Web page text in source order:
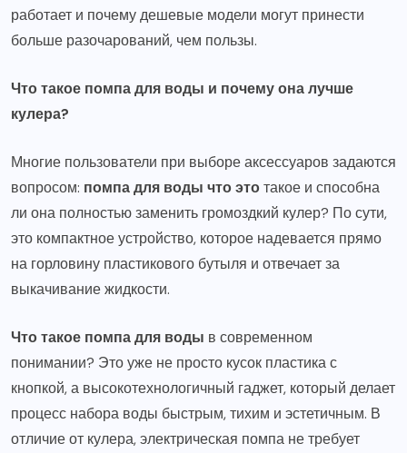
работает и почему дешевые модели могут принести
больше разочарований, чем пользы.
Что такое помпа для воды и почему она лучше
кулера?
Многие пользователи при выборе аксессуаров задаются
вопросом: помпа для воды что этотакое и способна
ли она полностью заменить громоздкий кулер? По сути,
это компактное устройство, которое надевается прямо
на горловину пластикового бутыля и отвечает за
выкачивание жидкости.
Что такое помпа для воды в современном
понимании? Это уже не просто кусок пластика с
кнопкой, а высокотехнологичный гаджет, который делает
процесс набора воды быстрым, тихим и эстетичным. В
отличие от кулера, электрическая помпа не требует